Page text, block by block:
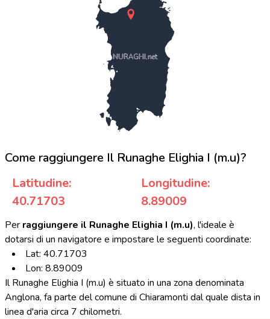
NURAGHI.net
Come raggiungere Il Runaghe Elighia I (m.u)?
Latitudine:
40.71703
Longitudine:
8.89009
Per raggiungere il Runaghe Elighia I (m.u), l'ideale è
dotarsi di un navigatore e impostare le seguenti coordinate:
Lat: 40.71703
Lon: 8.89009
Il Runaghe Elighia I (m.u) è situato in una zona denominata
Anglona, fa parte del comune di Chiaramonti dal quale dista in
linea d'aria circa 7 chilometri.